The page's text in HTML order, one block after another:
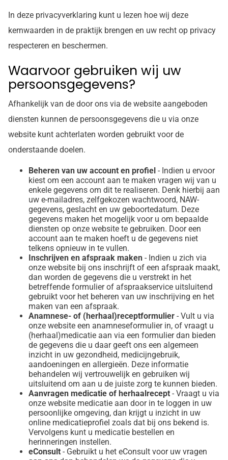
In deze privacyverklaring kunt u lezen hoe wij deze
kernwaarden in de praktijk brengen en uw recht op privacy
respecteren en beschermen.
Waarvoor gebruiken wij uw
persoonsgegevens?
Afhankelijk van de door ons via de website aangeboden
diensten kunnen de persoonsgegevens die u via onze
website kunt achterlaten worden gebruikt voor de
onderstaande doelen.
Beheren van uw account en profiel - Indien u ervoor
kiest om een account aan te maken vragen wij van u
enkele gegevens om dit te realiseren. Denk hierbij aan
uw e-mailadres, zelfgekozen wachtwoord, NAW-
gegevens, geslacht en uw geboortedatum. Deze
gegevens maken het mogelijk voor u om bepaalde
diensten op onze website te gebruiken. Door een
account aan te maken hoeft u de gegevens niet
telkens opnieuw in te vullen.
Inschrijven en afspraak maken - Indien u zich via
onze website bij ons inschrijft of een afspraak maakt,
dan worden de gegevens die u verstrekt in het
betreffende formulier of afspraakservice uitsluitend
gebruikt voor het beheren van uw inschrijving en het
maken van een afspraak.
Anamnese- of (herhaal)receptformulier - Vult u via
onze website een anamneseformulier in, of vraagt u
(herhaal)medicatie aan via een formulier dan bieden
de gegevens die u daar geeft ons een algemeen
inzicht in uw gezondheid, medicijngebruik,
aandoeningen en allergieën. Deze informatie
behandelen wij vertrouwelijk en gebruiken wij
uitsluitend om aan u de juiste zorg te kunnen bieden.
Aanvragen medicatie of herhaalrecept - Vraagt u via
onze website medicatie aan door in te loggen in uw
persoonlijke omgeving, dan krijgt u inzicht in uw
online medicatieprofiel zoals dat bij ons bekend is.
Vervolgens kunt u medicatie bestellen en
herinneringen instellen.
eConsult - Gebruikt u het eConsult voor uw vragen